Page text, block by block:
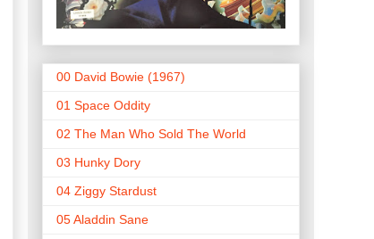
00 David Bowie (1967)
01 Space Oddity
02 The Man Who Sold The World
03 Hunky Dory
04 Ziggy Stardust
05 Aladdin Sane